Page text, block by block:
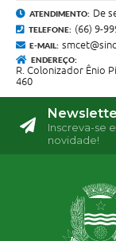
ATENDIMENTO: De
TELEFONE: (66) 9-
E-MAIL:
ENDEREÇO:
R. Colonizador Ênio
460
Inscreva-se
novidade!